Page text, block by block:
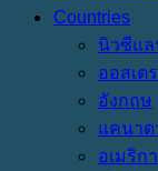
Countries
นิวซีแ
ออสเต
อังกฤษ
แคนาด
อเมริกา